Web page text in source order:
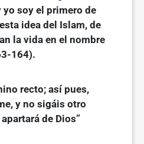
yo soy el primero de
idea del Islam, de
la vida en el nombre
164).
recto; así pues,
y no sigáis otro
de Dios”